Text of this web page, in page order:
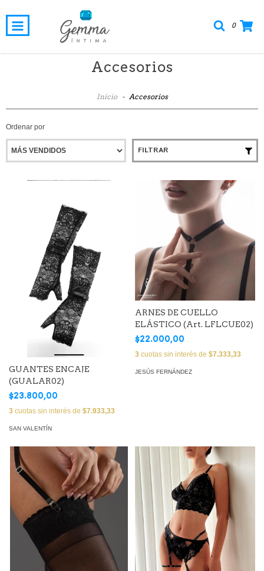
0
Accesorios
Inicio - Accesorios
Ordenar por
FILTRAR
GUANTES ENCAJE
(GUALAR02)
$23.800,00
3 cuotas sin interés de $7.933,33
SAN VALENTÍN
ARNES DE CUELLO
ELÁSTICO (Art. LFLCUE02)
$22.000,00
3 cuotas sin interés de $7.333,33
JESÚS FERNÁNDEZ